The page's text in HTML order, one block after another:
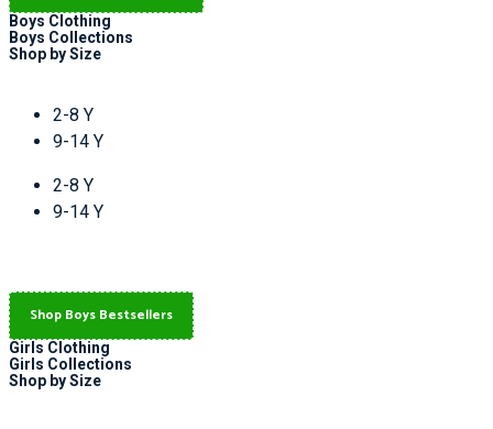
Boys Clothing
Boys Collections
Shop by Size
2-8 Y
9-14 Y
2-8 Y
9-14 Y
Shop Boys Bestsellers
Girls Clothing
Girls Collections
Shop by Size